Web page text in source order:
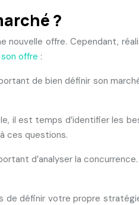
?
offre. Cependant,
offre :
de bien définir son
il est temps d’identifier les
ces questions.
d’analyser la
de définir votre propre